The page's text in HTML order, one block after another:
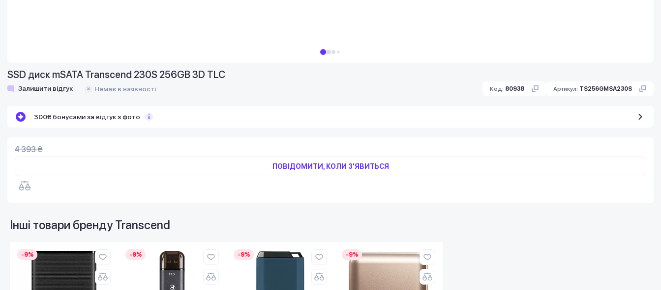
SSD диск mSATA Transcend 230S 256GB 3D TLC
Залишити відгук Немає в наявності Код: 80938 Артикул: TS256GMSA230S
300₴ бонусами за відгук з фото
4 393 ₴
ПОВІДОМИТИ, КОЛИ З'ЯВИТЬСЯ
Інші товари брендуTranscend
-9% -9% -9% -9%